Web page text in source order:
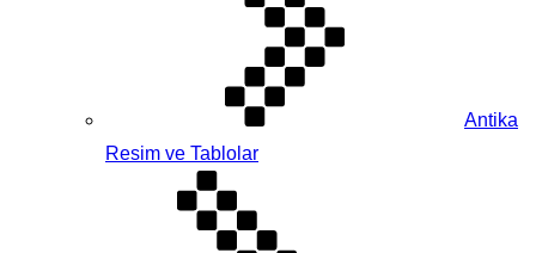
Antika
Resim ve Tablolar